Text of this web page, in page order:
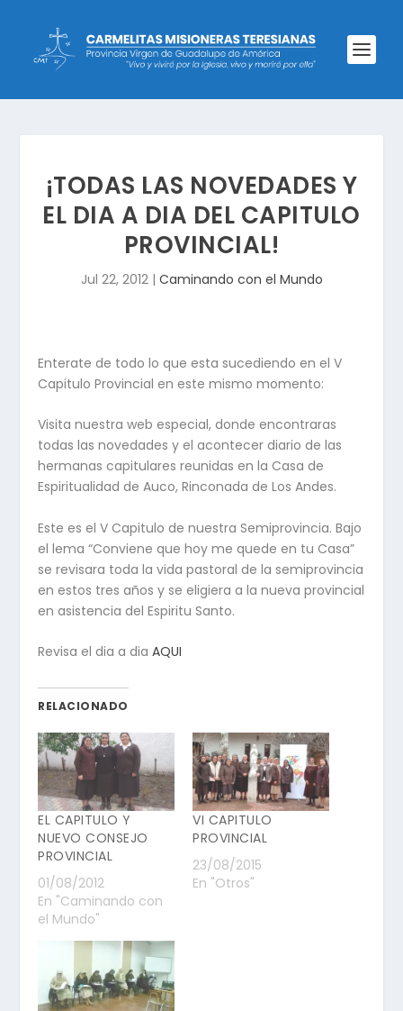
¡TODAS LAS NOVEDADES Y
EL DIA A DIA DEL CAPITULO
PROVINCIAL!
Jul 22, 2012| Caminando con el Mundo
Enterate de todo lo que esta sucediendo en el V
Capitulo Provincial en este mismo momento:
Visita nuestra web especial, donde encontraras
todas las novedades y el acontecer diario de las
hermanas capitulares reunidas en la Casa de
Espiritualidad de Auco, Rinconada de Los Andes.
Este es el V Capitulo de nuestra Semiprovincia. Bajo
el lema “Conviene que hoy me quede en tu Casa”
se revisara toda la vida pastoral de la semiprovincia
en estos tres años y se eligiera a la nueva provincial
en asistencia del Espiritu Santo.
Revisa el dia a diaAQUI
RELACIONADO
EL CAPITULO Y
NUEVO CONSEJO
PROVINCIAL
01/08/2012
En "Caminando con
el Mundo"
VI CAPITULO
PROVINCIAL
23/08/2015
En "Otros"